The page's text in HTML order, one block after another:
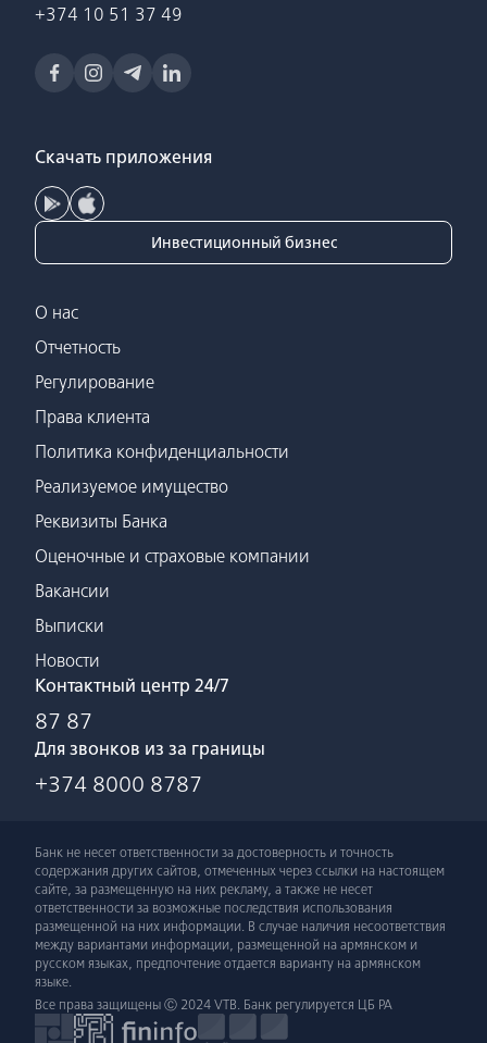
+374 10 51 37 49
Скачать приложения
Инвестиционный бизнес
О нас
Отчетность
Регулирование
Права клиента
Политика конфиденциальности
Реализуемое имущество
Реквизиты Банка
Оценочные и страховые компании
Вакансии
Выписки
Новости
Контактный центр 24/7
87 87
Для звонков из за границы
+374 8000 8787
Банк не несет ответственности за достоверность и точность
содержания других сайтов, отмеченных через ссылки на настоящем
сайте, за размещенную на них рекламу, а также не несет
ответственности за возможные последствия использования
размещенной на них информации. В случае наличия несоответствия
между вариантами информации, размещенной на армянском и
русском языках, предпочтение отдается варианту на армянском
языке.
Все права защищены Ⓒ 2024 VTB. Банк регулируется ЦБ РА